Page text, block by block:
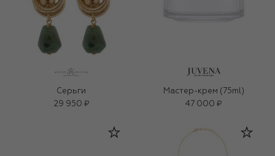
Серьги
29 950 ₽
Мастер-крем (75ml)
47 000 ₽